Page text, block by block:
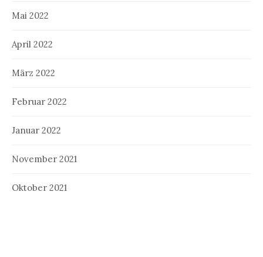
Mai 2022
April 2022
März 2022
Februar 2022
Januar 2022
November 2021
Oktober 2021